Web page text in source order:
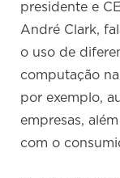
presidente e
André Clark,
o uso de
computação
por exemplo,
empresas,
com o